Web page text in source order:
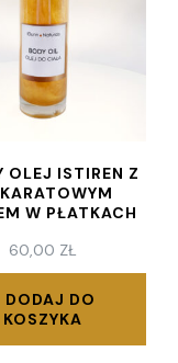
OLEJ ISTIREN Z
W PŁATKACH
60,00 ZŁ
DODAJ DO
KOSZYKA